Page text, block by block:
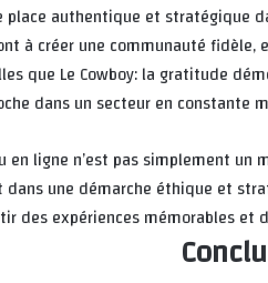
authentique et stratégique
à créer une communauté fidèle,
que Le Cowboy: la gratitude
dans un secteur en constante
ligne n’est pas simplement un
une démarche éthique et
des expériences mémorables et